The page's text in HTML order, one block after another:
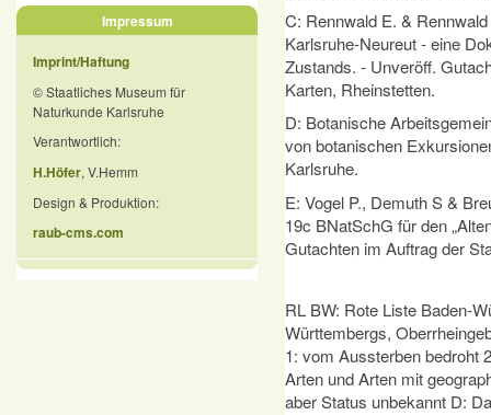
C: Rennwald E. &
Karlsruhe-Neureut ‑ eine
Zustands. ‑ Unveröff.
Karten, Rheinstetten.
D: Botanische
von botanischen
Karlsruhe.
E: Vogel P., Demuth S &
19c BNatSchG für den
Gutachten im Auftrag der
RL BW: Rote Liste Baden-
Württembergs,
1: vom Aussterben bedroht
Arten und Arten mit
aber Status unbekannt D:
Impressum
Imprint/Haftung
© Staatliches Museum für
Naturkunde Karlsruhe
Verantwortlich:
H.Höfer, V.Hemm
Design & Produktion:
raub-cms.com